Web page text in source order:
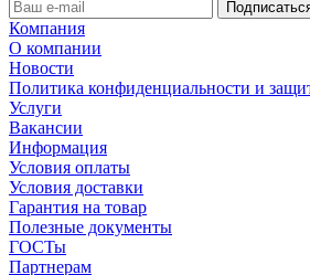
Компания
О компании
Новости
Политика конфиденциальности и
Услуги
Вакансии
Информация
Условия оплаты
Условия доставки
Гарантия на товар
Полезные документы
ГОСТы
Партнерам